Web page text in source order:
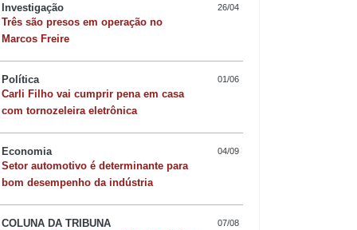
logo aos cinco minutos. Após
entanto, a vantagem precoce não
A resiliência congolesa foi
e Yoane Wissa, livre na pequena
jogadas de Portugal. Contido entre
Quer sofisticar o
risoto de camarão
Investigação 26/04
Três são presos em operação no
Marcos Freire
Política 01/06
Carli Filho vai cumprir pena em casa
com tornozeleira eletrônica
Economia 04/09
Setor automotivo é determinante para
bom desempenho da indústria
COLUNA DA TRIBUNA 07/08